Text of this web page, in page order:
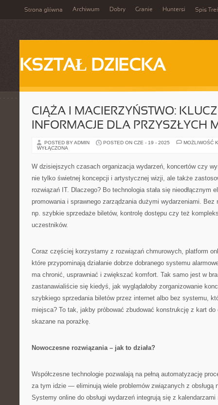
Strona główna Archiwum Dobry Granie Huntersi Spis
KSZTAŁ DZIECKA
CIĄŻA I MACIERZYŃSTWO:
INFORMACJE DLA PRZYSZŁYCH
POSTED BY ADMIN POSTED ON CZE - 19 - 2025
MOŻLIWOŚĆ
WYŁĄCZONA
W dzisiejszych czasach organizacja wydarzeń, koncertów czy
nie tylko świetnej koncepcji i artystycznej wizji, ale także
rozwiązań IT. Dlaczego? Bo technologia stała się nieodłącznym
promowania i sprawnego zarządzania dużymi wydarzeniami. Bez
np. szybkie sprzedaże biletów, kontrolę dostępu czy też
uczestników.
Coraz częściej korzystamy z rozwiązań chmurowych, platform
które przypominają działanie dobrze dobranego systemu
ma chronić, usprawniać i zwiększać komfort. Tak samo jest w
zastanawialiście się kiedyś, jak wyglądałoby zorganizowanie
szybkiego sprzedania biletów przez internet albo bez systemu,
miejsca? To tak, jakby próbować zbudować konstrukcję z kart
skazane na porażkę.
Nowoczesne rozwiązania – jak to działa?
Współczesne technologie pozwalają na pełną automatyzację
za tym idzie — eliminują wiele problemów związanych z obsługą
Systemy online do obsługi wydarzeń integrują się z